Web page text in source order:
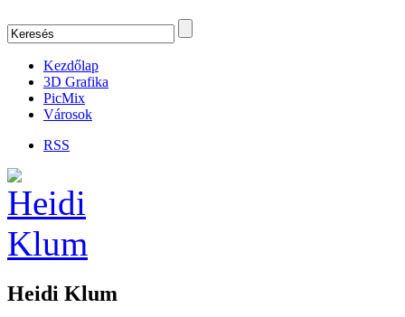
Kezdőlap
3D Grafika
PicMix
Városok
RSS
Heidi Klum